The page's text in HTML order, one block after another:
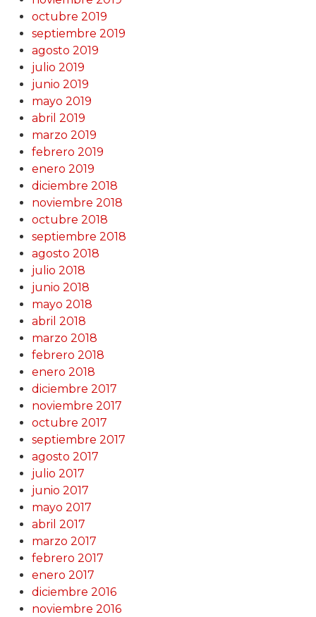
octubre 2019
septiembre 2019
agosto 2019
julio 2019
junio 2019
mayo 2019
abril 2019
marzo 2019
febrero 2019
enero 2019
diciembre 2018
noviembre 2018
octubre 2018
septiembre 2018
agosto 2018
julio 2018
junio 2018
mayo 2018
abril 2018
marzo 2018
febrero 2018
enero 2018
diciembre 2017
noviembre 2017
octubre 2017
septiembre 2017
agosto 2017
julio 2017
junio 2017
mayo 2017
abril 2017
marzo 2017
febrero 2017
enero 2017
diciembre 2016
noviembre 2016